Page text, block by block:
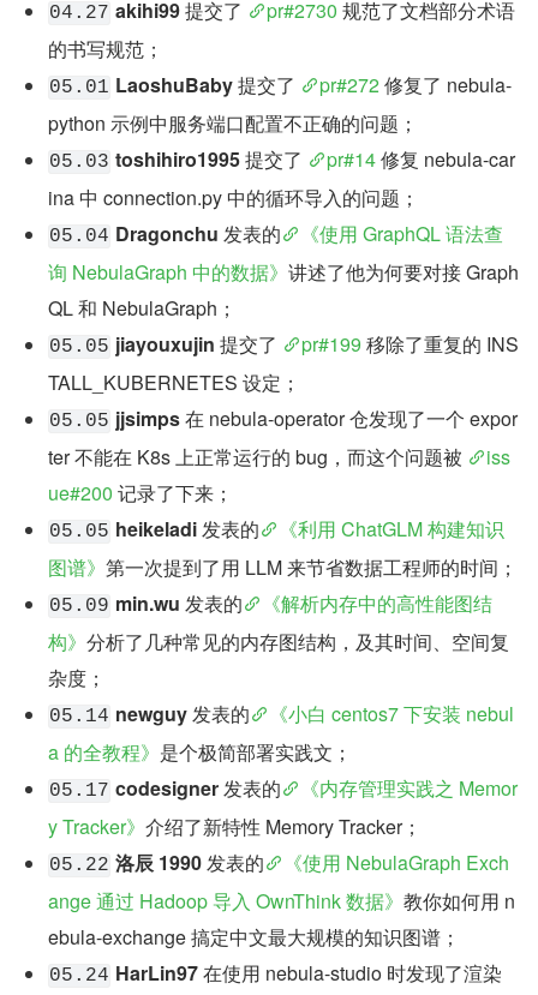
04.27 akihi99 提交了 pr#2730 规范了文档部分术语
的书写规范；
05.01 LaoshuBaby 提交了 pr#272 修复了 nebula-
python 示例中服务端口配置不正确的问题；
05.03 toshihiro1995 提交了 pr#14 修复 nebula-car
ina 中 connection.py 中的循环导入的问题；
05.04 Dragonchu 发表的
《使用 GraphQL 语法查
询 NebulaGraph 中的数据》 讲述了他为何要对接 Graph
QL 和 NebulaGraph；
05.05 jiayouxujin 提交了 pr#199 移除了重复的 INS
TALL_KUBERNETES 设定；
05.05 jjsimps 在 nebula-operator 仓发现了一个 expor
ter 不能在 K8s 上正常运行的 bug，而这个问题被
iss
ue#200 记录了下来；
05.05 heikeladi 发表的
《利用 ChatGLM 构建知识
图谱》 第一次提到了用 LLM 来节省数据工程师的时间；
05.09 min.wu 发表的
《解析内存中的高性能图结
构》 分析了几种常见的内存图结构，及其时间、空间复
杂度；
05.14 newguy 发表的
《小白 centos7 下安装 nebul
a 的全教程》 是个极简部署实践文；
05.17 codesigner 发表的
《内存管理实践之 Memor
y Tracker》 介绍了新特性 Memory Tracker；
05.22 洛辰 1990 发表的
《使用 NebulaGraph Exch
ange 通过 Hadoop 导入 OwnThink 数据》 教你如何用 n
ebula-exchange 搞定中文最大规模的知识图谱；
05.24 HarLin97 在使用 nebula-studio 时发现了渲染